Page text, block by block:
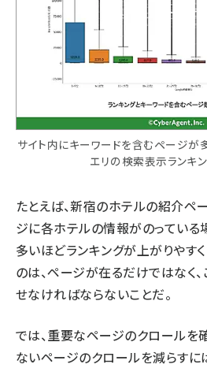
サイト内にキーワードを含むページ
エリの検索表示ランキ
たとえば、新宿のホテルの紹介ペ
ジに各ホテルの情報がのっている
多いほどランキングが上がりやす
のは、ページが在るだけではなく
せなければならないことだ。
では、重要なページのクロールを
ないページのクロールを減らすに